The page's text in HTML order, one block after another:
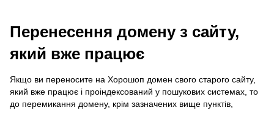
Перенесення домену з сайту,
який вже працює
Якщо ви переносите на Хорошоп домен свого старого сайту,
який вже працює і проіндексований у пошукових системах, то
до перемикання домену, крім зазначених вище пунктів,